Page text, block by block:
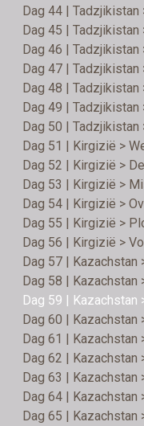
Dag 44 | Tadzjikistan
Dag 45 |
Dag 46 | Tadzjikistan
Dag 47 | Tadzjikistan
Dag 48 | Tadzjikistan
Dag 49 |
Dag 50 |
Dag 51 | Kirgizië >
Dag 52 | Kirgizië >
Dag 53 | Kirgizië >
Dag 54 | Kirgizië >
Dag 55 | Kirgizië >
Dag 56 | Kirgizië >
Dag 57 | Kazachstan
Dag 58 | Kazachstan
Dag 59 | Kazachstan
Dag 60 | Kazachstan
Dag 61 | Kazachstan
Dag 62 | Kazachstan
Dag 63 |
Dag 64 | Kazachstan
Dag 65 | Kazachstan